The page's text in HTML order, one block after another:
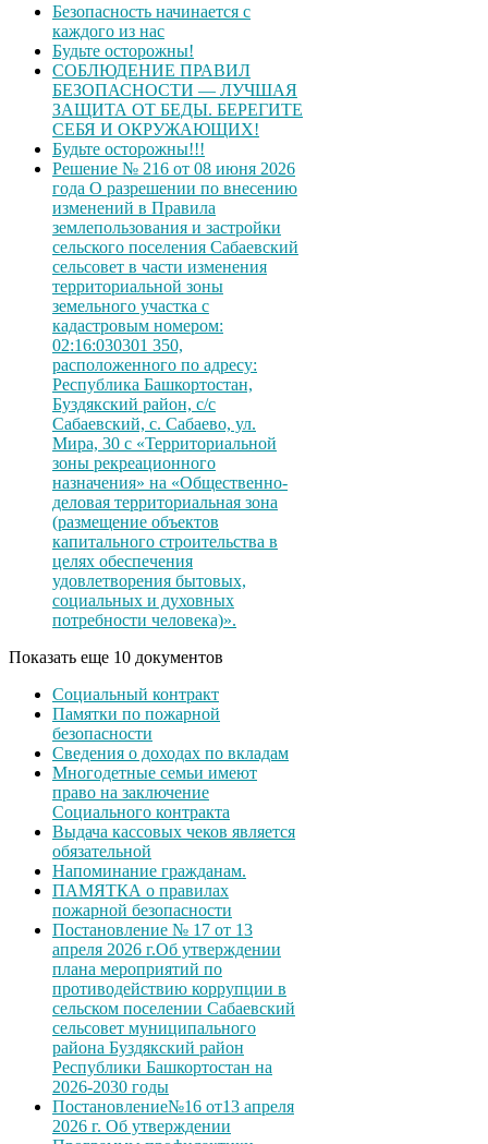
Безопасность начинается с
каждого из нас
Будьте осторожны!
СОБЛЮДЕНИЕ ПРАВИЛ
БЕЗОПАСНОСТИ — ЛУЧШАЯ
ЗАЩИТА ОТ БЕДЫ. БЕРЕГИТЕ
СЕБЯ И ОКРУЖАЮЩИХ!
Будьте осторожны!!!
Решение № 216 от 08 июня 2026
года О разрешении по внесению
изменений в Правила
землепользования и застройки
сельского поселения Сабаевский
сельсовет в части изменения
территориальной зоны
земельного участка с
кадастровым номером:
02:16:030301 350,
расположенного по адресу:
Республика Башкортостан,
Буздякский район, с/с
Сабаевский, с. Сабаево, ул.
Мира, 30 с «Территориальной
зоны рекреационного
назначения» на «Общественно-
деловая территориальная зона
(размещение объектов
капитального строительства в
целях обеспечения
удовлетворения бытовых,
социальных и духовных
потребности человека)».
Показать еще 10 документов
Социальный контракт
Памятки по пожарной
безопасности
Сведения о доходах по вкладам
Многодетные семьи имеют
право на заключение
Социального контракта
Выдача кассовых чеков является
обязательной
Напоминание гражданам.
ПАМЯТКА о правилах
пожарной безопасности
Постановление № 17 от 13
апреля 2026 г.Об утверждении
плана мероприятий по
противодействию коррупции в
сельском поселении Сабаевский
сельсовет муниципального
района Буздякский район
Республики Башкортостан на
2026-2030 годы
Постановление№16 от13 апреля
2026 г. Об утверждении